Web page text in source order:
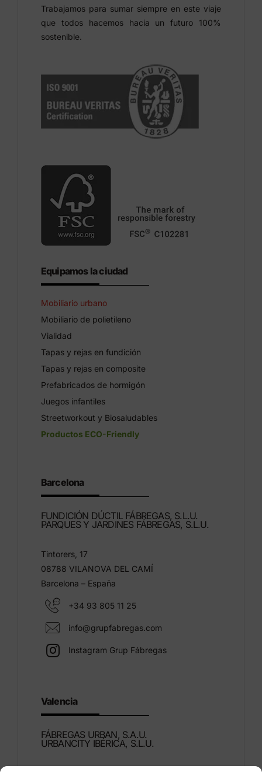
Trabajamos para sumar siempre en este viaje
que todos hacemos hacia un futuro 100%
sostenible.
Equipamos la ciudad
Mobiliario urbano
Mobiliario de polietileno
Vialidad
Tapas y rejas en fundición
Tapas y rejas en composite
Prefabricados de hormigón
Juegos infantiles
Streetworkout y Biosaludables
Productos ECO-Friendly
Barcelona
FUNDICIÓN DÚCTIL FÁBREGAS, S.L.U.
PARQUES Y JARDINES FÁBREGAS, S.L.U.
Tintorers, 17
08788 VILANOVA DEL CAMÍ
Barcelona – España
+34 93 805 11 25
info@grupfabregas.com
Instagram Grup Fábregas
Valencia
FÁBREGAS URBAN, S.A.U.
URBANCITY IBÉRICA, S.L.U.